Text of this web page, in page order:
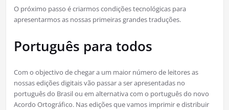
O próximo passo é criarmos condições tecnológicas para
apresentarmos as nossas primeiras grandes traduções.
Português para todos
Com o objectivo de chegar a um maior número de leitores as
nossas edições digitais vão passar a ser apresentadas no
português do Brasil ou em alternativa com o português do novo
Acordo Ortográfico. Nas edições que vamos imprimir e distribuir